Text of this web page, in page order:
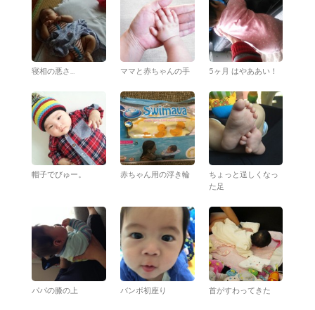
寝相の悪さ… ママと赤ちゃんの手 5ヶ月 はやああい！
帽子でびゅー。 赤ちゃん用の浮き輪
ちょっと逞しくなっ
た足
パパの膝の上 バンボ初座り 首がすわってきた